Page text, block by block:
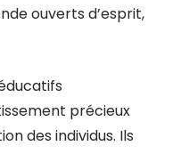
ouverts d’esprit,
précieux
des individus. Ils